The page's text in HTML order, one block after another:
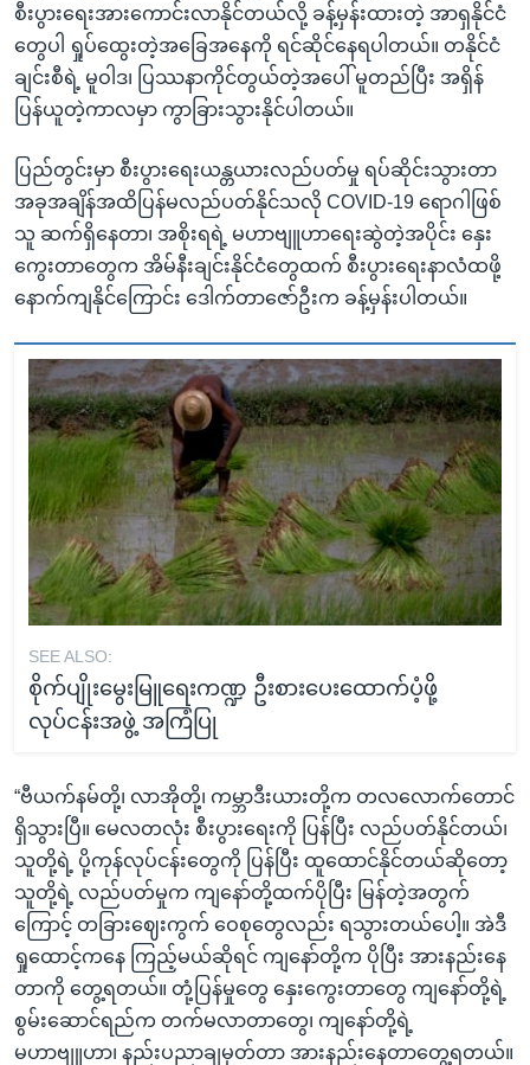
စီးပွားရေးအားကောင်းလာနိုင်တယ်လို့ ခန့်မှန်းထားတဲ့ အာရှနိုင်ငံ
တွေပါ ရှုပ်ထွေးတဲ့အခြေအနေကို ရင်ဆိုင်နေရပါတယ်။ တနိုင်ငံ
ချင်းစီရဲ့ မူဝါဒ၊ ပြဿနာကိုင်တွယ်တဲ့အပေါ် မူတည်ပြီး အရှိန်
ပြန်ယူတဲ့ကာလမှာ ကွာခြားသွားနိုင်ပါတယ်။
ပြည်တွင်းမှာ စီးပွားရေးယန္တယားလည်ပတ်မှု ရပ်ဆိုင်းသွားတာ
အခုအချိန်အထိပြန်မလည်ပတ်နိုင်သလို COVID-19 ရောဂါဖြစ်
သူ ဆက်ရှိနေတာ၊ အစိုးရရဲ့ မဟာဗျူဟာရေးဆွဲတဲ့အပိုင်း နှေး
ကွေးတာတွေက အိမ်နီးချင်းနိုင်ငံတွေထက် စီးပွားရေးနာလံထဖို့
နောက်ကျနိုင်ကြောင်း ဒေါက်တာဇော်ဦးက ခန့်မှန်းပါတယ်။
SEE ALSO:
စိုက်ပျိုးမွေးမြူရေးကဏ္ဍ ဦးစားပေးထောက်ပံ့ဖို့
လုပ်ငန်းအဖွဲ့ အကြံပြု
“ဗီယက်နမ်တို့၊ လာအိုတို့၊ ကမ္ဘာဒီးယားတို့က တလလောက်တောင်
ရှိသွားပြီ။ မေလတလုံး စီးပွားရေးကို ပြန်ပြီး လည်ပတ်နိုင်တယ်၊
သူတို့ရဲ့ ပို့ကုန်လုပ်ငန်းတွေကို ပြန်ပြီး ထူထောင်နိုင်တယ်ဆိုတော့
သူတို့ရဲ့ လည်ပတ်မှုက ကျနော်တို့ထက်ပိုပြီး မြန်တဲ့အတွက်
ကြောင့် တခြားဈေးကွက် ဝေစုတွေလည်း ရသွားတယ်ပေါ့။ အဲဒီ
ရှုထောင့်ကနေ ကြည့်မယ်ဆိုရင် ကျနော်တို့က ပိုပြီး အားနည်းနေ
တာကို တွေ့ရတယ်။ တုံ့ပြန်မှုတွေ နှေးကွေးတာတွေ ကျနော်တို့ရဲ့
စွမ်းဆောင်ရည်က တက်မလာတာတွေ၊ ကျနော်တို့ရဲ့
မဟာဗျူဟာ၊ နည်းပညာချမှတ်တာ အားနည်းနေတာတွေ့ရတယ်။